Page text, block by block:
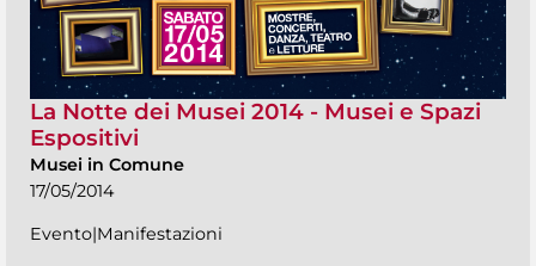
La Notte dei Musei 2014 - Musei e Spazi
Espositivi
Musei in Comune
17/05/2014
Evento|Manifestazioni